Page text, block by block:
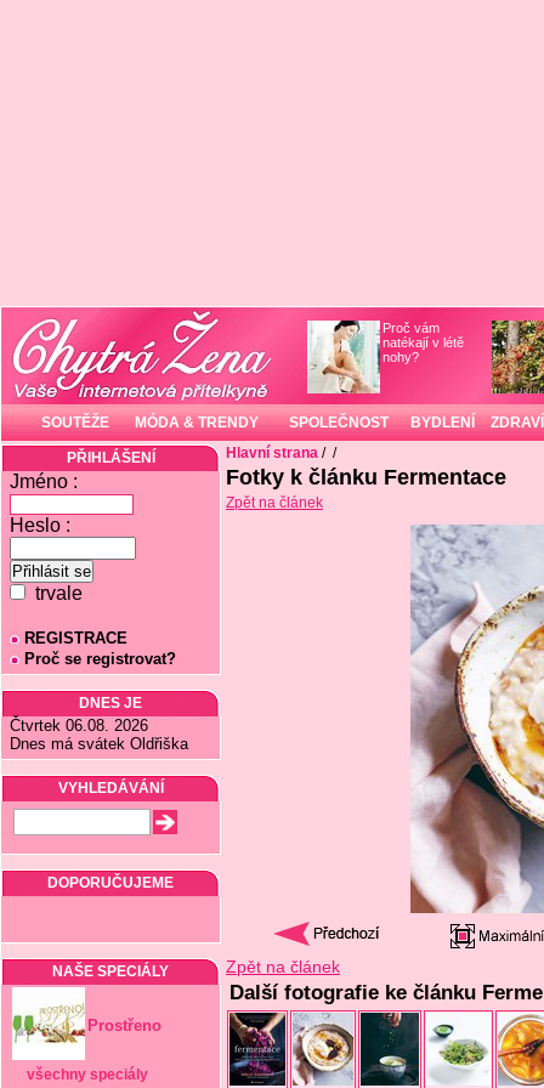
Proč vám
natékají v létě
nohy?
SOUTĚŽE MÓDA & TRENDY SPOLEČNOST BYDLENÍ ZDRAVÍ
PŘIHLÁŠENÍ
Jméno :
Heslo :
trvale
REGISTRACE
Proč se registrovat?
DNES JE
Čtvrtek 06.08. 2026
Dnes má svátek Oldřiška
VYHLEDÁVÁNÍ
DOPORUČUJEME
NAŠE SPECIÁLY
Prostřeno
všechny speciály
Hlavní strana / /
Fotky k článku Fermentace
Zpět na článek
Zpět na článek
Další fotografie ke článku